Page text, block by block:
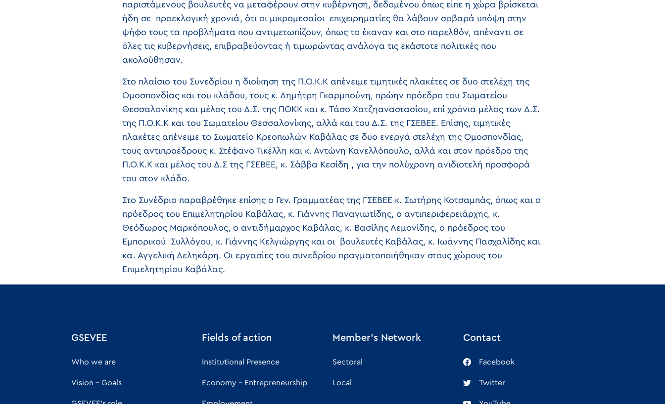
παριστάμενους βουλευτές να μεταφέρουν στην κυβέρνηση, δεδομένου όπως είπε η χώρα βρίσκεται
ήδη σε προεκλογική χρονιά, ότι οι μικρομεσαίοι επιχειρηματίες θα λάβουν σοβαρά υπόψη στην
ψήφο τους τα προβλήματα που αντιμετωπίζουν, όπως το έκαναν και στο παρελθόν, απέναντι σε
όλες τις κυβερνήσεις, επιβραβεύοντας ή τιμωρώντας ανάλογα τις εκάστοτε πολιτικές που
ακολούθησαν.
Στο πλαίσιο του Συνεδρίου η διοίκηση της Π.Ο.Κ.Κ απένειμε τιμητικές πλακέτες σε δυο στελέχη της
Ομοσπονδίας και του κλάδου, τους κ. Δημήτρη Γκαρμπούνη, πρώην πρόεδρο του Σωματείου
Θεσσαλονίκης και μέλος του Δ.Σ. της ΠΟΚΚ και κ. Τάσο Χατζηαναστασίου, επί χρόνια μέλος των Δ.Σ.
της Π.Ο.Κ.Κ και του Σωματείου Θεσσαλονίκης, αλλά και του Δ.Σ. της ΓΣΕΒΕΕ. Επίσης, τιμητικές
πλακέτες απένειμε το Σωματείο Κρεοπωλών Καβάλας σε δυο ενεργά στελέχη της Ομοσπονδίας,
τους αντιπροέδρους κ. Στέφανο Τικέλλη και κ. Αντώνη Κανελλόπουλο, αλλά και στον πρόεδρο της
Π.Ο.Κ.Κ και μέλος του Δ.Σ της ΓΣΕΒΕΕ, κ. Σάββα Κεσίδη , για την πολύχρονη ανιδιοτελή προσφορά
του στον κλάδο.
Στο Συνέδριο παραβρέθηκε επίσης ο Γεν. Γραμματέας της ΓΣΕΒΕΕ κ. Σωτήρης Κοτσαμπάς, όπως και ο
πρόεδρος του Επιμελητηρίου Καβάλας, κ. Γιάννης Παναγιωτίδης, ο αντιπεριφερειάρχης, κ.
Θεόδωρος Μαρκόπουλος, ο αντιδήμαρχος Καβάλας, κ. Βασίλης Λεμονίδης, ο πρόεδρος του
Εμπορικού Συλλόγου, κ. Γιάννης Κελγιώργης και οι βουλευτές Καβάλας, κ. Ιωάννης Πασχαλίδης και
κα. Αγγελική Δεληκάρη. Οι εργασίες του συνεδρίου πραγματοποιήθηκαν στους χώρους του
Επιμελητηρίου Καβάλας.
GSEVEE
Who we are
Vision - Goals
Fields of action
Institutional Presence
Economy - Entrepreneurship
Member's Network
Sectoral
Local
Contact
Facebook
Twitter